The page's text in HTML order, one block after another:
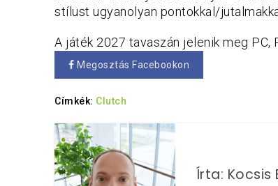
stílust ugyanolyan pontokkal/
A játék 2027 tavaszán jelenik meg
Megosztás Facebookon
Címkék: Clutch
Írta: Kocsis